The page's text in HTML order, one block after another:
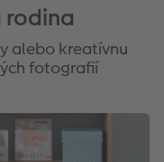
rodina
alebo kreatívnu
fotografií